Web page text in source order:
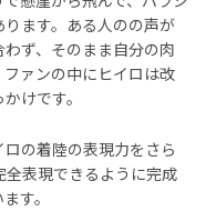
ます。ある人のの声が
ず、そのまま自分の肉
ァンの中にヒイロは改
けです。
の着陸の表現力をさら
表現できるように完成
す。